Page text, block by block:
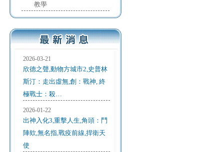
教學
2026-03-21
欣德之聲,動物方城市2,史普林
斯汀：走出虛無,創：戰神, 終
極戰士：殺…
2026-01-22
出神入化3,重擊人生,角頭：鬥
陣欸,無名指,戰疫前線,捍衛天
使